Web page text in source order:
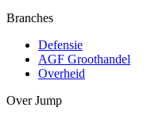
Branches
Defensie
AGF Groothandel
Overheid
Over Jump